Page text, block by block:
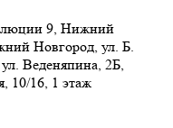
9, Нижний
Новгород, ул. Б.
Веденяпина, 2Б,
10/16, 1 этаж